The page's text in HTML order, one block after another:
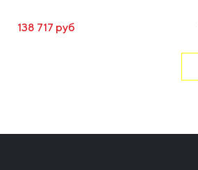
138 717 руб